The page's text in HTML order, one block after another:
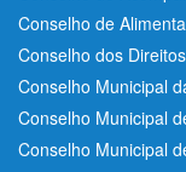
Conselho de
Conselho dos
Conselho Municipal
Conselho Municipal
Conselho Municipal